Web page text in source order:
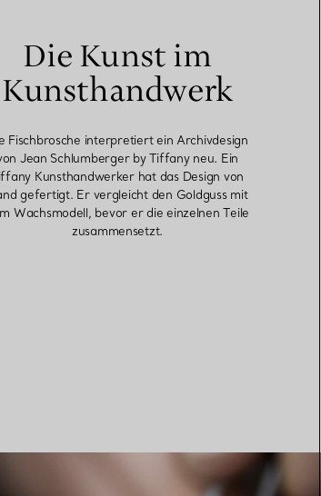
Die Kunst im
Kunsthandwerk
Fischbrosche interpretiert ein Archivdesign
Jean Schlumberger by Tiffany neu. Ein
Kunsthandwerker hat das Design von
gefertigt. Er vergleicht den Goldguss mit
Wachsmodell, bevor er die einzelnen Teile
zusammensetzt.